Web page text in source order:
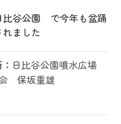
谷公園 で今年も盆踊
ました
日比谷公園噴水広場
保坂重雄